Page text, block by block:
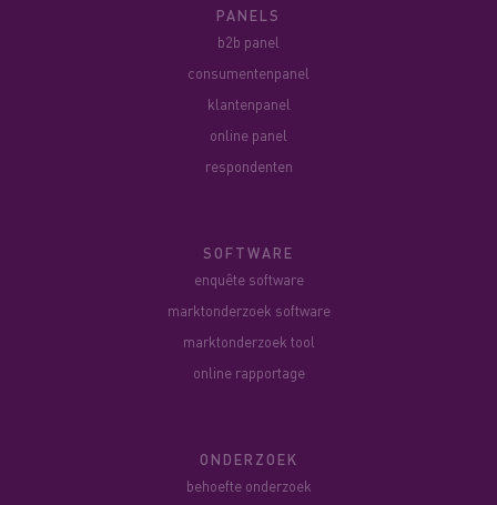
PANELS
b2b panel
consumentenpanel
klantenpanel
online panel
respondenten
SOFTWARE
enquête software
marktonderzoek software
marktonderzoek tool
online rapportage
ONDERZOEK
behoefte onderzoek